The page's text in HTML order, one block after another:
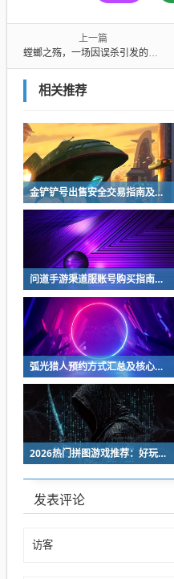
上一篇
螳螂之殇，一场因误杀引发的400元赔偿风波
相关推荐
金铲铲号出售安全交易指南及靠谱平台推荐
问道手游渠道服账号购买指南：安全可靠的买号平台推荐
弧光猎人预约方式汇总及核心玩法详细介绍
2026热门拼图游戏推荐：好玩又耐玩的拼图手游下载安装指南
发表评论